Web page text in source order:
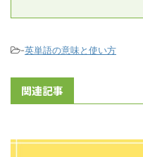
-英単語の意味と使い方
関連記事